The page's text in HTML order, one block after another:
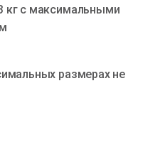
кг с максимальными
размерах не